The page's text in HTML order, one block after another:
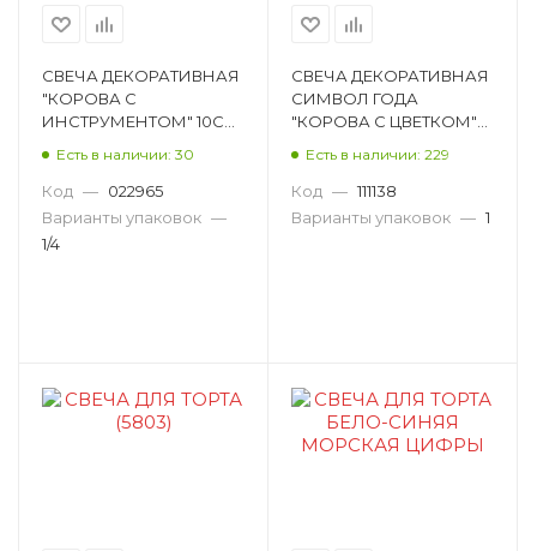
СВЕЧА ДЕКОРАТИВНАЯ
"КОРОВА С
ИНСТРУМЕНТОМ" 10СМ
Есть в наличии: 30
Код — 022965
Варианты упаковок —
1/4
СВЕЧА ДЕКОРАТИВНАЯ
СИМВОЛ ГОДА
"КОРОВА С ЦВЕТКОМ"
Есть в наличии: 229
Код — 111138
Варианты упаковок — 1